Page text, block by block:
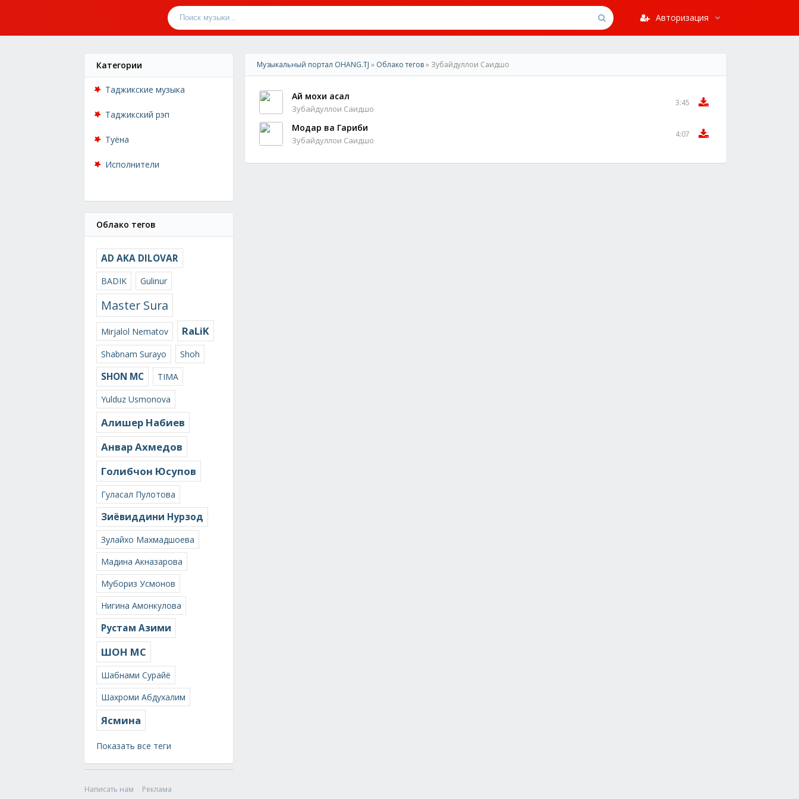
Авторизация
Категории
Таджикские музыка
Таджикский рэп
Туёна
Исполнители
Облако тегов
AD AKA DILOVAR
BADIK Gulinur
Master Sura
Mirjalol Nematov RaLiK
Shabnam Surayo Shoh
SHON MC
TIMA
Yulduz Usmonova
Алишер Набиев
Анвар Ахмедов
Голибчон Юсупов
Гуласал Пулотова
Зиёвиддини Нурзод
Зулайхо Махмадшоева
Мадина Акназарова
Мубориз Усмонов
Нигина Амонкулова
Рустам Азими
ШОН МС
Шабнами Сурайё
Шахроми Абдухалим
Ясмина
Показать все теги
Написать нам
Реклама
Музыкальный портал OHANG.TJ » Облако тегов» Зубайдуллои Саидшо
Ай мохи асал
Зубайдуллои Саидшо
3:45
Модар ва Гариби
Зубайдуллои Саидшо
4:07